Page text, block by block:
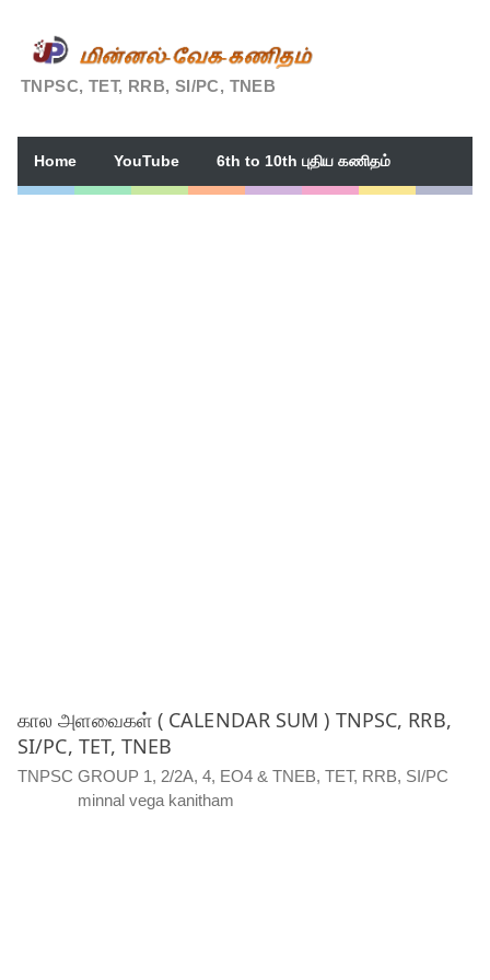
TNPSC, TET, RRB, SI/PC, TNEB
Home YouTube 6th to 10th புதிய கணிதம்
கால அளவைகள் ( CALENDAR SUM ) TNPSC, RRB,
SI/PC, TET, TNEB
TNPSC GROUP 1, 2/2A, 4, EO4 & TNEB, TET, RRB, SI/PC
minnal vega kanitham